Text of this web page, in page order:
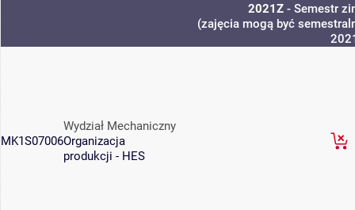
2021Z - Semestr
(zajęcia mogą być
MK1S07006
Wydział Mechaniczny
Organizacja
produkcji - HES